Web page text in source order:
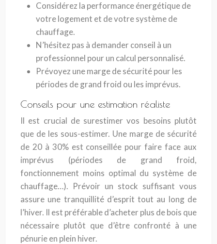
Considérez la performance énergétique de
votre logement et de votre système de
chauffage.
N’hésitez pas à demander conseil à un
professionnel pour un calcul personnalisé.
Prévoyez une marge de sécurité pour les
périodes de grand froid ou les imprévus.
Conseils pour une estimation réaliste
Il est crucial de surestimer vos besoins plutôt
que de les sous-estimer. Une marge de sécurité
de 20 à 30% est conseillée pour faire face aux
imprévus (périodes de grand froid,
fonctionnement moins optimal du système de
chauffage…). Prévoir un stock suffisant vous
assure une tranquillité d’esprit tout au long de
l’hiver. Il est préférable d’acheter plus de bois que
nécessaire plutôt que d’être confronté à une
pénurie en plein hiver.